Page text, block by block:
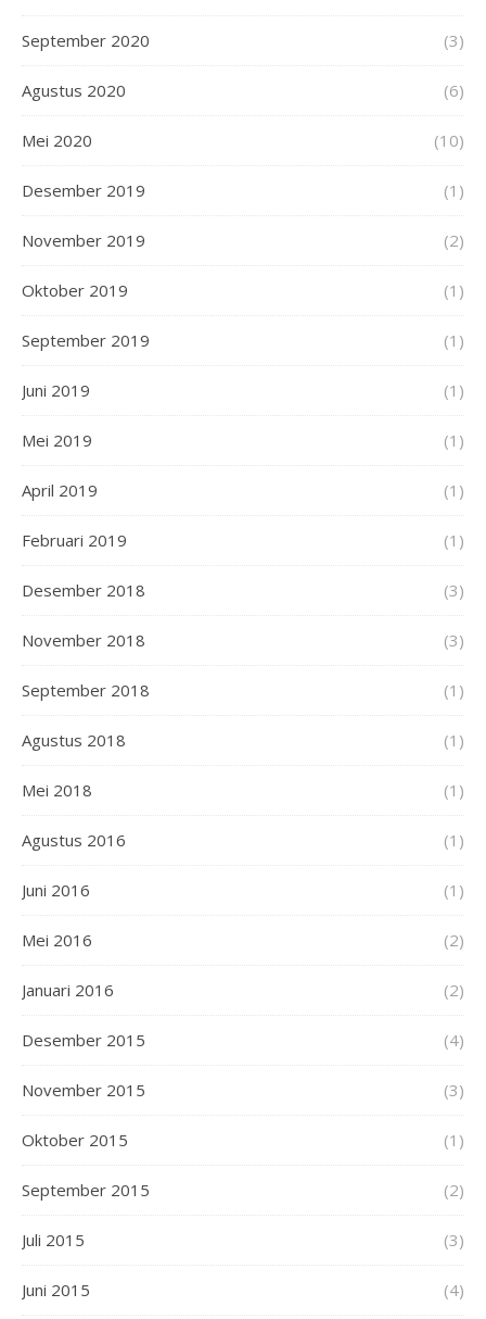
September 2020 (3)
Agustus 2020 (6)
Mei 2020 (10)
Desember 2019 (1)
November 2019 (2)
Oktober 2019 (1)
September 2019 (1)
Juni 2019 (1)
Mei 2019 (1)
April 2019 (1)
Februari 2019 (1)
Desember 2018 (3)
November 2018 (3)
September 2018 (1)
Agustus 2018 (1)
Mei 2018 (1)
Agustus 2016 (1)
Juni 2016 (1)
Mei 2016 (2)
Januari 2016 (2)
Desember 2015 (4)
November 2015 (3)
Oktober 2015 (1)
September 2015 (2)
Juli 2015 (3)
Juni 2015 (4)